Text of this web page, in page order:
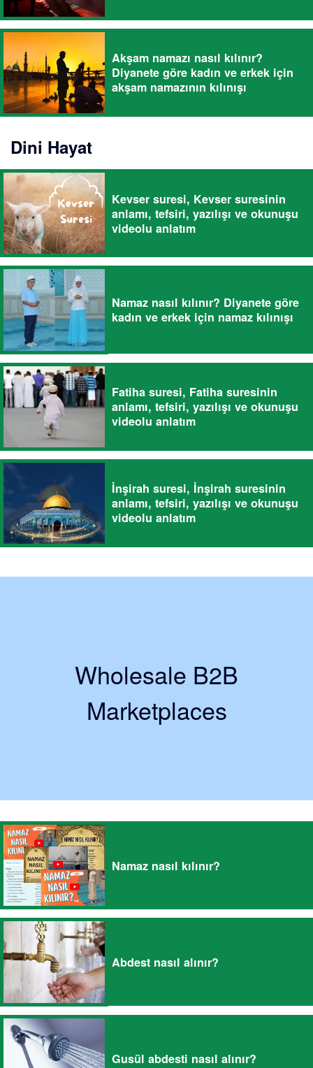
Akşam namazı nasıl kılınır?
Diyanete göre kadın ve erkek için
akşam namazının kılınışı
Dini Hayat
Kevser suresi, Kevser suresinin
anlamı, tefsiri, yazılışı ve okunuşu
videolu anlatım
Namaz nasıl kılınır? Diyanete göre
kadın ve erkek için namaz kılınışı
Fatiha suresi, Fatiha suresinin
anlamı, tefsiri, yazılışı ve okunuşu
videolu anlatım
İnşirah suresi, İnşirah suresinin
anlamı, tefsiri, yazılışı ve okunuşu
videolu anlatım
Wholesale B2B
Marketplaces
Namaz nasıl kılınır?
Abdest nasıl alınır?
Gusül abdesti nasıl alınır?